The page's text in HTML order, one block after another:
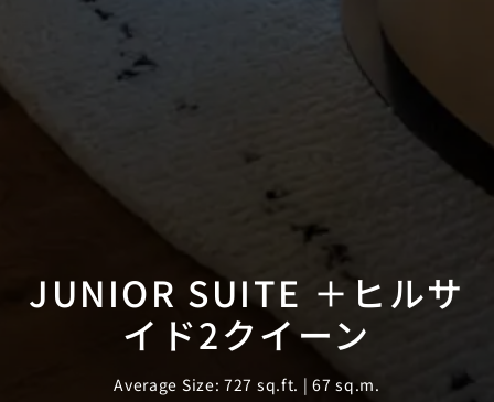
JUNIOR SUITE ＋ヒルサ
イド2クイーン
Average Size: 727 sq.ft. | 67 sq.m.